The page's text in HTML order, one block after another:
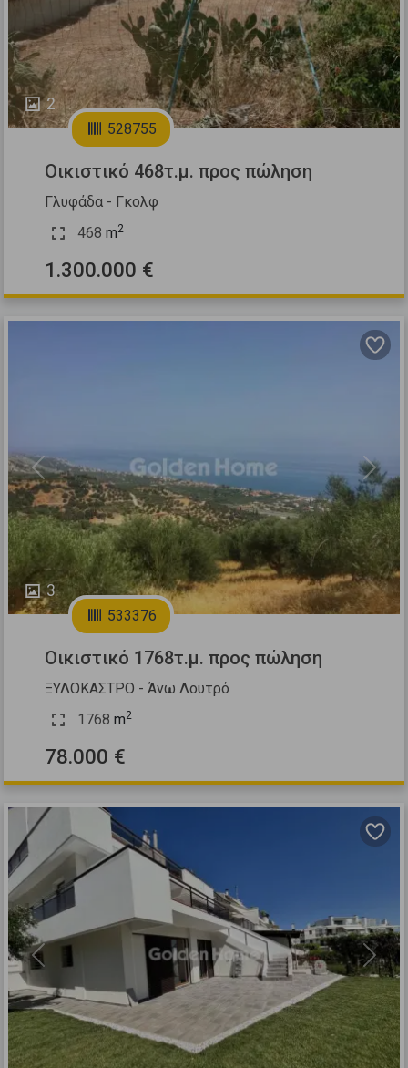
2
528755
Οικιστικό 468τ.μ. προς πώληση
Γλυφάδα - Γκολφ
468 m2
1.300.000 €
3
Previous Next
533376
Οικιστικό 1768τ.μ. προς πώληση
ΞΥΛΟΚΑΣΤΡΟ - Άνω Λουτρό
1768 m2
78.000 €
Previous Next